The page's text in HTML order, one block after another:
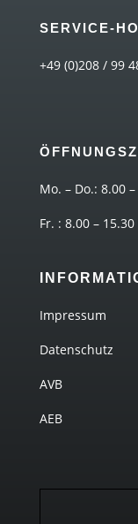
SERVICE-
+49 (0)208 / 99
Mo. – Do.: 8.00
Fr. : 8.00 –
Impressum
Datenschutz
AVB
AEB